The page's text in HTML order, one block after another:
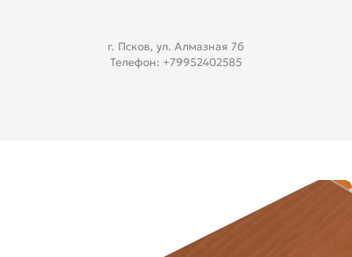
г. Псков, ул. Алмазная 7б
Телефон: +79952402585